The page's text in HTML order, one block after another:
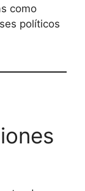
como
políticos